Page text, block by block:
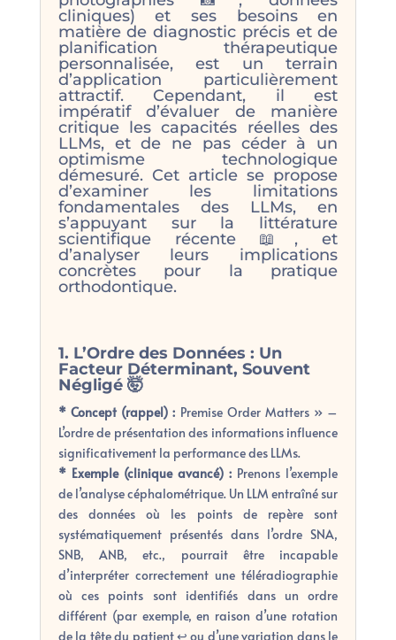
cliniques) et ses besoins en
matière de diagnostic précis et de
planification thérapeutique
personnalisée, est un terrain
d’application particulièrement
attractif. Cependant, il est
impératif d’évaluer de manière
critique les capacités réelles des
LLMs, et de ne pas céder à un
optimisme technologique
démesuré. Cet article se propose
d’examiner les limitations
fondamentales des LLMs, en
s’appuyant sur la littérature
scientifique récente 📖, et
d’analyser leurs implications
concrètes pour la pratique
orthodontique.
1. L’Ordre des Données : Un
Facteur Déterminant, Souvent
Négligé 🤯
* Concept (rappel) : Premise Order Matters » –
L’ordre de présentation des informations influence
significativement la performance des LLMs.
* Exemple (clinique avancé) : Prenons l’exemple
de l’analyse céphalométrique. Un LLM entraîné sur
des données où les points de repère sont
systématiquement présentés dans l’ordre SNA,
SNB, ANB, etc., pourrait être incapable
d’interpréter correctement une téléradiographie
où ces points sont identifiés dans un ordre
différent (par exemple, en raison d’une rotation
de la tête du patient ↩️ ou d’une variation dans le